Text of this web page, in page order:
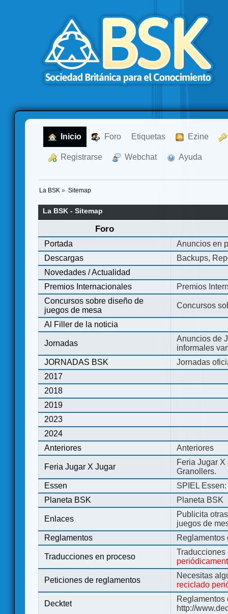
Inicio Foro Etiquetas Ezine
Registrarse Webchat Ayuda
La BSK » Sitemap
La BSK - Sitemap
Foro
Portada
Anuncios en
Descargas
Backups,
Novedades / Actualidad
Premios Internacionales
Premios
Concursos sobre diseño de
juegos de mesa
Concursos
Al Filler de la noticia
Jornadas
Anuncios de
informales
JORNADAS BSK
Jornadas
2017
2018
2019
2023
2024
Anteriores
Anteriores
Feria Jugar X Jugar
Feria Jugar
Granollers.
Essen
SPIEL
Planeta BSK
Planeta BSK
Enlaces
Publicita
juegos de
Reglamentos
Reglamentos
Traducciones en proceso
Peticiones de reglamentos
Necesitas
reciclado
Decktet
Reglamentos
http://